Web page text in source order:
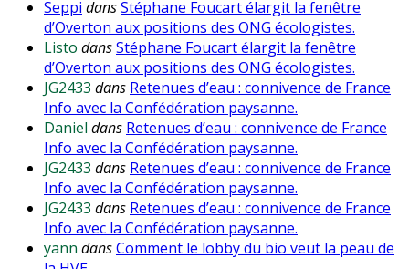
Seppi dansStéphane Foucart élargit la fenêtre
d’Overton aux positions des ONG écologistes.
Listo dansStéphane Foucart élargit la fenêtre
d’Overton aux positions des ONG écologistes.
JG2433 dans Retenues d’eau : connivence de France
Info avec la Confédération paysanne.
Daniel dans Retenues d’eau : connivence de France
Info avec la Confédération paysanne.
JG2433 dans Retenues d’eau : connivence de France
Info avec la Confédération paysanne.
JG2433 dans Retenues d’eau : connivence de France
Info avec la Confédération paysanne.
yann dansComment le lobby du bio veut la peau de